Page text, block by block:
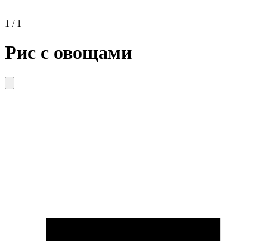
1 / 1
Рис с овощами